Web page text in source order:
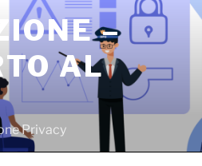
–
AL
Privacy